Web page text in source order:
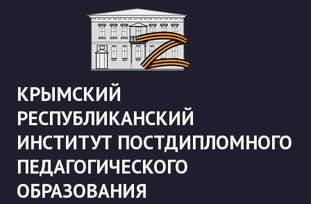
КРЫМСКИЙ
РЕСПУБЛИКАНСКИЙ
ИНСТИТУТ ПОСТДИПЛОМНОГО
ПЕДАГОГИЧЕСКОГО
ОБРАЗОВАНИЯ